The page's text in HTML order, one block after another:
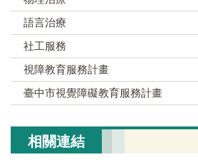
語言治療
社工服務
視障教育服務計畫
臺中市視覺障礙教育服務計畫
相關連結